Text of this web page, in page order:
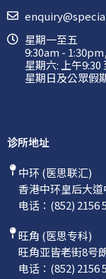
星期一至五
9:30am -
星期六: 上午9:30
星期日及公眾假
诊所地址
中环 (医思联汇)
香港中环皇后大
电话： (852) 2156
旺角 (医思专科)
旺角亚皆老街8号
电话： (852) 2156